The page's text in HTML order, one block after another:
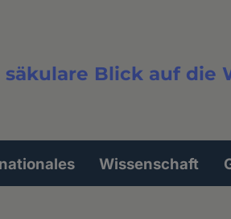
säkulare Blick auf die
Wissenschaft